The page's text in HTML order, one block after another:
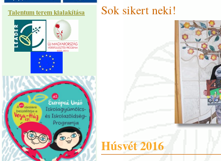
Talentum terem kialakítása
Sok sikert neki!
Húsvét 2016